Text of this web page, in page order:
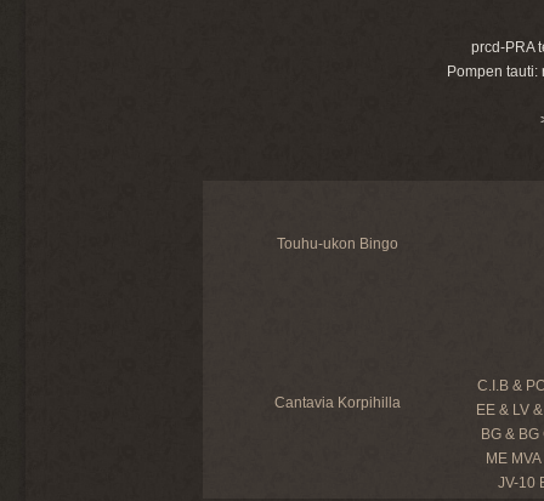
prcd-PRA
Pompen
Touhu-ukon Bingo
Cantavia Korpihilla
C.I.B &
EE & LV
BG &
ME
JV-10